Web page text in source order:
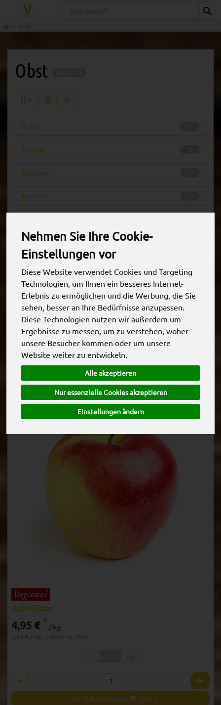
Nehmen Sie Ihre Cookie-
Einstellungen vor
Diese Website verwendet Cookies und Targeting
Technologien, um Ihnen ein besseres Internet-
Erlebnis zu ermöglichen und die Werbung, die Sie
sehen, besser an Ihre Bedürfnisse anzupassen.
Diese Technologien nutzen wir außerdem um
Ergebnisse zu messen, um zu verstehen, woher
unsere Besucher kommen oder um unsere
Website weiter zu entwickeln.
Alle akzeptieren
Nur essenzielle Cookies akzeptieren
Einstellungen ändern
Obst
Äpfel
Birnen
Bananen
Beeren
Steinobst
Zitrusfrüchte
Allergene
Apfel Elstar
4,95 € * / kg
g Stück Kg
Anzahl
In den Einkaufswagen 0,89 €